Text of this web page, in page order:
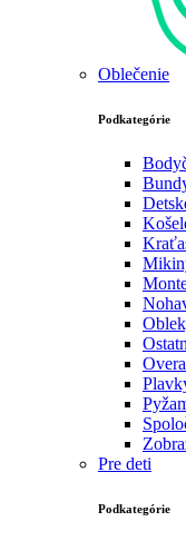
Oblečenie
Podkategórie
Pre deti
Podkategórie